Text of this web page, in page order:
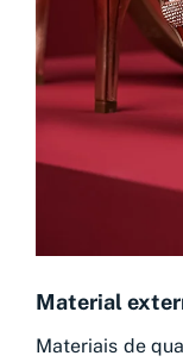
Material
Materiais de